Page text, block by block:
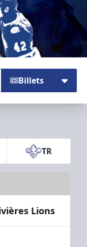
Billets
TR
Lions